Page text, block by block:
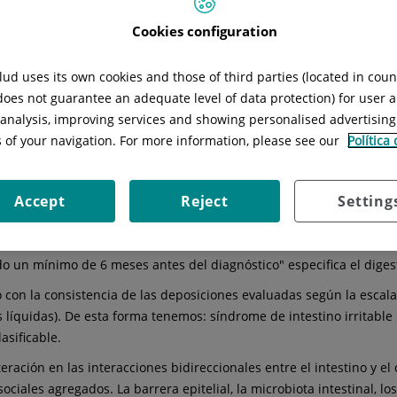
dolor abdominal recurrente asociado a alteraciones del ritmo
frecuentes. "Este síndrome tiene una gran repercusión
laboral, en comparación con la población general", explica el
varía según los criterios diagnósticos empleados. Es más
la población estudiada.
De acuerdo con estos criterios, "el SII se diagnostica por la
las siguientes características: asociado a la defecación,
un mínimo de 6 meses antes del diagnóstico" especifica el
la consistencia de las deposiciones evaluadas según la
líquidas). De esta forma tenemos: síndrome de intestino
en las interacciones bidireccionales entre el intestino y
agregados. La barrera epitelial, la microbiota intestinal,
Cookies configuration
uses its own cookies and those of third parties (located in
not guarantee an adequate level of data protection) for user
improving services and showing personalised
of your navigation. For more information, please see our Política
Reject
Accept